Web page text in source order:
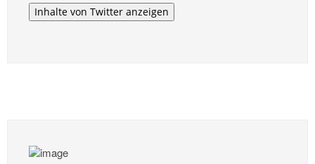
Inhalte von Twitter anzeigen